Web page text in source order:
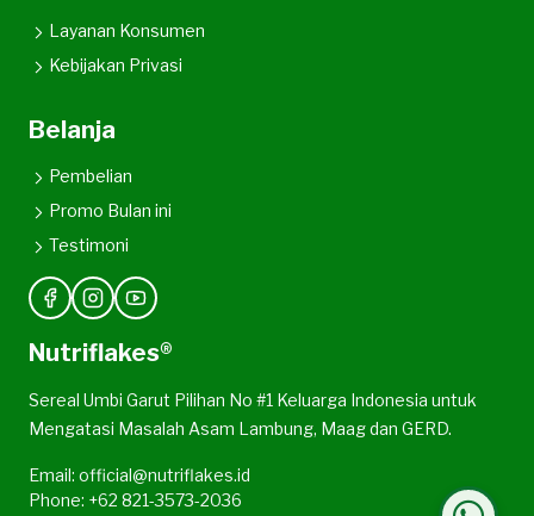
Layanan Konsumen
Kebijakan Privasi
Belanja
Pembelian
Promo Bulan ini
Testimoni
Nutriflakes®
Sereal Umbi Garut Pilihan No #1 Keluarga Indonesia untuk
Mengatasi Masalah Asam Lambung, Maag dan GERD.
Email: official@nutriflakes.id
Phone: +62 821-3573-2036